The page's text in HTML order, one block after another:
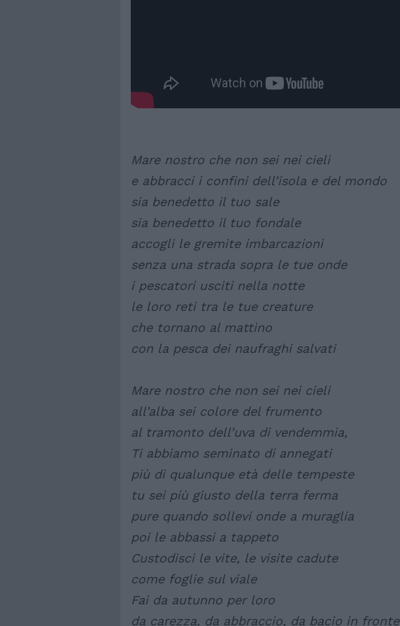
Mare nostro che non sei nei cieli
e abbracci i confini dell’isola e del mondo
sia benedetto il tuo sale
sia benedetto il tuo fondale
accogli le gremite imbarcazioni
senza una strada sopra le tue onde
i pescatori usciti nella notte
le loro reti tra le tue creature
che tornano al mattino
con la pesca dei naufraghi salvati
Mare nostro che non sei nei cieli
all’alba sei colore del frumento
al tramonto dell’uva di vendemmia,
Ti abbiamo seminato di annegati
più di qualunque età delle tempeste
tu sei più giusto della terra ferma
pure quando sollevi onde a muraglia
poi le abbassi a tappeto
Custodisci le vite, le visite cadute
come foglie sul viale
Fai da autunno per loro
da carezza, da abbraccio, da bacio in fronte